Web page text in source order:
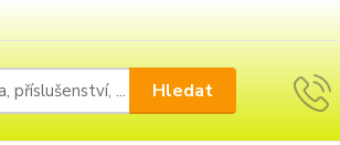
Hledat